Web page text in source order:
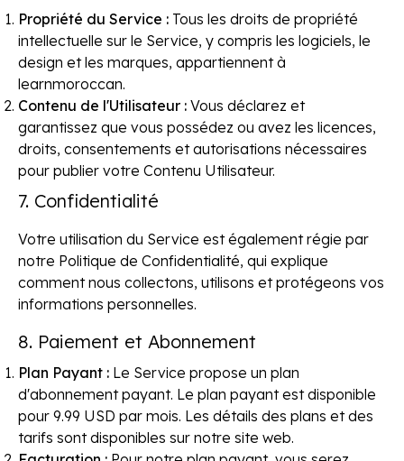
Propriété du Service : Tous les droits de propriété
intellectuelle sur le Service, y compris les logiciels, le
design et les marques, appartiennent à
learnmoroccan.
Contenu de l'Utilisateur : Vous déclarez et
garantissez que vous possédez ou avez les licences,
droits, consentements et autorisations nécessaires
pour publier votre Contenu Utilisateur.
7. Confidentialité
Votre utilisation du Service est également régie par
notre Politique de Confidentialité, qui explique
comment nous collectons, utilisons et protégeons vos
informations personnelles.
8. Paiement et Abonnement
Plan Payant : Le Service propose un plan
d'abonnement payant. Le plan payant est disponible
pour 9.99 USD par mois. Les détails des plans et des
tarifs sont disponibles sur notre site web.